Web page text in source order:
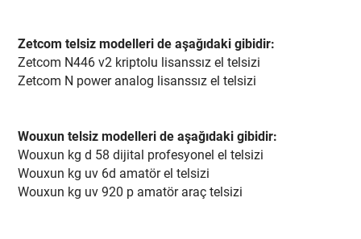
Zetcom telsiz modelleri de aşağıdaki gibidir:
Zetcom N446 v2 kriptolu lisanssız el telsizi
Zetcom N power analog lisanssız el telsizi
Wouxun telsiz modelleri de aşağıdaki gibidir:
Wouxun kg d 58 dijital profesyonel el telsizi
Wouxun kg uv 6d amatör el telsizi
Wouxun kg uv 920 p amatör araç telsizi